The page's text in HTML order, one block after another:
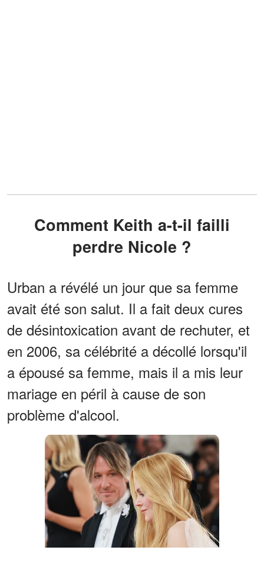
Comment Keith a-t-il failli
perdre Nicole ?
Urban a révélé un jour que sa femme
avait été son salut. Il a fait deux cures
de désintoxication avant de rechuter, et
en 2006, sa célébrité a décollé lorsqu'il
a épousé sa femme, mais il a mis leur
mariage en péril à cause de son
problème d'alcool.